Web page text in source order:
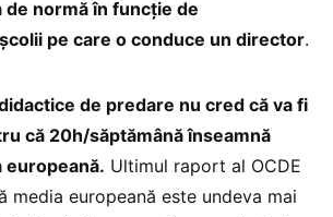
de normă în funcție de
pe care o conduce un director.
de predare nu cred că va fi
că 20h/săptămână înseamnă
europeană. Ultimul raport al OCDE
media europeană este undeva mai